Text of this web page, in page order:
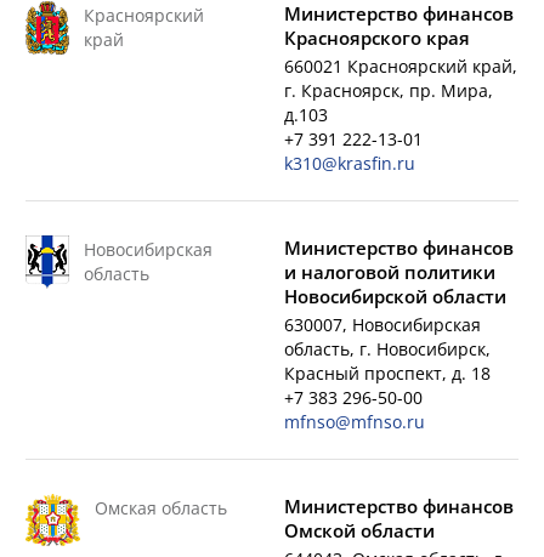
Красноярский
край
Министерство финансов
Красноярского края
660021 Красноярский край,
г. Красноярск, пр. Мира,
д.103
+7 391 222-13-01
k310@krasfin.ru
Новосибирская
область
Министерство финансов
и налоговой политики
Новосибирской области
630007, Новосибирская
область, г. Новосибирск,
Красный проспект, д. 18
+7 383 296-50-00
mfnso@mfnso.ru
Омская область
Министерство финансов
Омской области